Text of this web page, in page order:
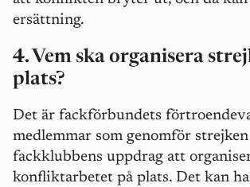
ersättning.
4. Vem ska organisera
plats?
Det är fackförbundets
medlemmar som genomför
fackklubbens uppdrag att
konfliktarbetet på plats. Det kan